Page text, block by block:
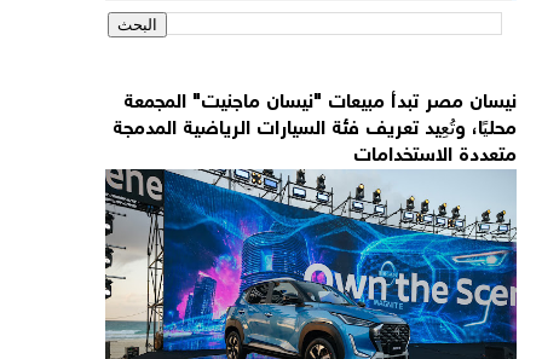
نيسان مصر تبدأ مبيعات "نيسان ماجنيت" المجمعة
محليًا، وتُعِيد تعريف فئة السيارات الرياضية المدمجة
متعددة الاستخدامات